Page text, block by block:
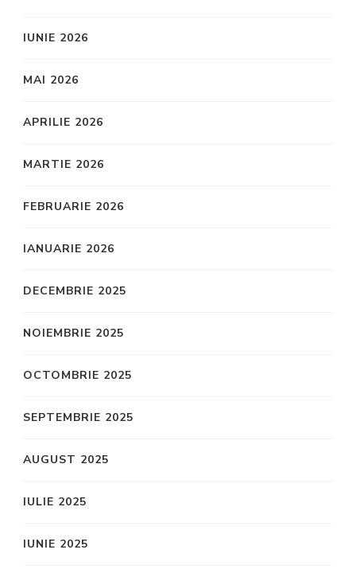
IUNIE 2026
MAI 2026
APRILIE 2026
MARTIE 2026
FEBRUARIE 2026
IANUARIE 2026
DECEMBRIE 2025
NOIEMBRIE 2025
OCTOMBRIE 2025
SEPTEMBRIE 2025
AUGUST 2025
IULIE 2025
IUNIE 2025